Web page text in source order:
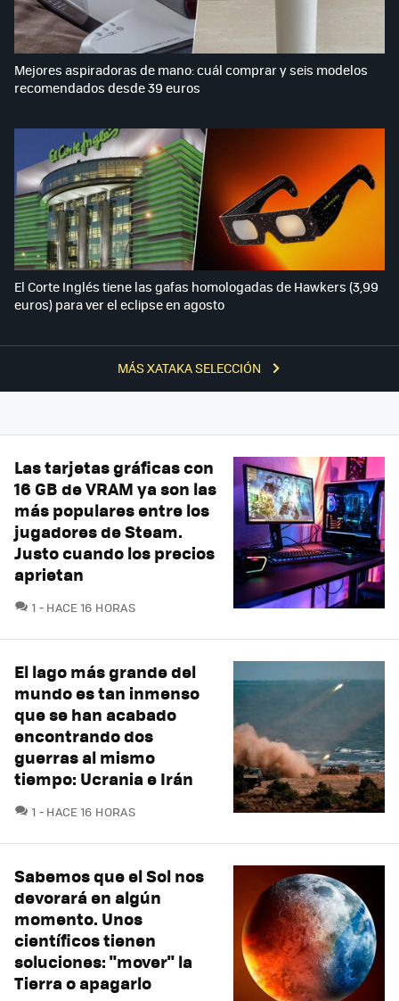
MÁS XATAKA SELECCIÓN
Mejores aspiradoras de mano: cuál comprar y seis modelos
recomendados desde 39 euros
El Corte Inglés tiene las gafas homologadas de Hawkers (3,99
euros) para ver el eclipse en agosto
Las tarjetas gráficas con
16 GB de VRAM ya son las
más populares entre los
jugadores de Steam.
Justo cuando los precios
aprietan
1 COMENTARIOS
HACE 16 HORAS
El lago más grande del
mundo es tan inmenso
que se han acabado
encontrando dos
guerras al mismo
tiempo: Ucrania e Irán
1 COMENTARIOS
HACE 16 HORAS
Sabemos que el Sol nos
devorará en algún
momento. Unos
científicos tienen
soluciones: "mover" la
Tierra o apagarlo